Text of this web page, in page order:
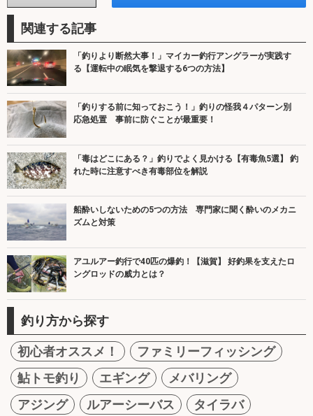
関連する記事
「釣りより断然大事！」マイカー釣行アングラーが実践す
る【運転中の眠気を撃退する6つの方法】
「釣りする前に知っておこう！」釣りの怪我４パターン別
応急処置 事前に防ぐことが最重要！
「毒はどこにある？」釣りでよく見かける【有毒魚5選】 釣
れた時に注意すべき有毒部位を解説
船酔いしないための5つの方法 専門家に聞く酔いのメカニ
ズムと対策
アユルアー釣行で40匹の爆釣！【滋賀】 好釣果を支えたロ
ングロッドの威力とは？
釣り方から探す
初心者オススメ！
ファミリーフィッシング
鮎トモ釣り
エギング
メバリング
アジング
ルアーシーバス
タイラバ